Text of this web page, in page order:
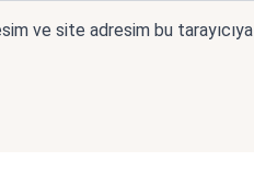
ve site adresim bu tarayıcıya